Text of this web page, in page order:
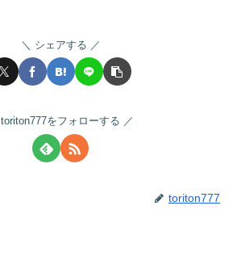
シェアする
toriton777をフォローする
toriton777